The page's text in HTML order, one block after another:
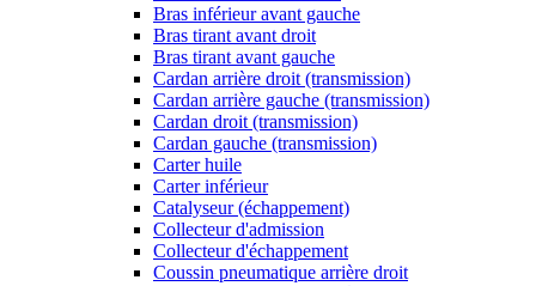
Bras inférieur avant gauche
Bras tirant avant droit
Bras tirant avant gauche
Cardan arrière droit (transmission)
Cardan arrière gauche (transmission)
Cardan droit (transmission)
Cardan gauche (transmission)
Carter huile
Carter inférieur
Catalyseur (échappement)
Collecteur d'admission
Collecteur d'échappement
Coussin pneumatique arrière droit